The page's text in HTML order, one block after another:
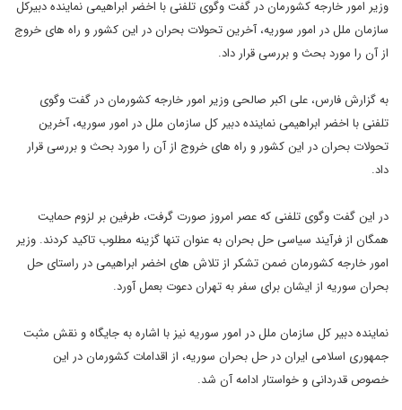
وزیر امور خارجه کشورمان در گفت وگوی تلفنی با اخضر ابراهیمی نماینده دبیرکل
سازمان ملل در امور سوریه، آخرین تحولات بحران در این کشور و راه های خروج
از آن را مورد بحث و بررسی قرار داد.
به گزارش فارس، علی اکبر صالحی وزیر امور خارجه کشورمان در گفت وگوی
تلفنی با اخضر ابراهیمی نماینده دبیر کل سازمان ملل در امور سوریه، آخرین
تحولات بحران در این کشور و راه های خروج از آن را مورد بحث و بررسی قرار
داد.
در این گفت وگوی تلفنی که عصر امروز صورت گرفت، طرفین بر لزوم حمایت
همگان از فرآیند سیاسی حل بحران به عنوان تنها گزینه مطلوب تاکید کردند. وزیر
امور خارجه کشورمان ضمن تشکر از تلاش های اخضر ابراهیمی در راستای حل
بحران سوریه از ایشان برای سفر به تهران دعوت بعمل آورد.
نماینده دبیر کل سازمان ملل در امور سوریه نیز با اشاره به جایگاه و نقش مثبت
جمهوری اسلامی ایران در حل بحران سوریه، از اقدامات کشورمان در این
خصوص قدردانی و خواستار ادامه آن شد.